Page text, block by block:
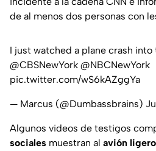
de al menos dos personas con
I just watched a plane crash
@CBSNewYork @NBCNewYork
pic.twitter.com/wS6kAZggYa
— Marcus (@Dumbassbrains)
Algunos videos de testigos
sociales muestran al avión ligero